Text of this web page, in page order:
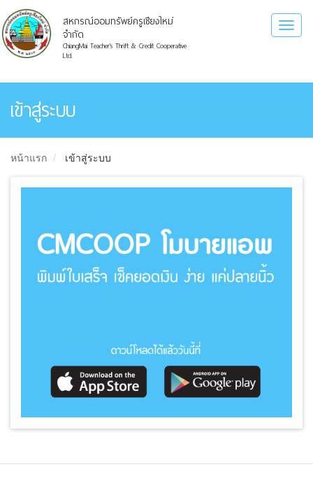
สหกรณ์ออมทรัพย์ครูเชียงใหม่
จำกัด
ChiangMai Teacher's Thrift & Credit Cooperative
Ltd.
เข้าสู่ระบบ
หน้าแรก เข้าสู่ระบบ